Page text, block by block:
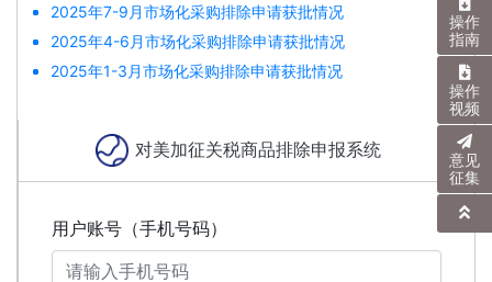
2025年7-9月市场化采购排除申请获批情况
2025年4-6月市场化采购排除申请获批情况
2025年1-3月市场化采购排除申请获批情况
对美加征关税商品排除申报系统
用户账号（手机号码）
操作
指南
操作
视频
意见
征集